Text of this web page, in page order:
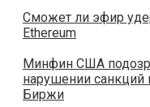
Сможет ли эфир
Ethereum
Минфин США
нарушении санкций
Биржи